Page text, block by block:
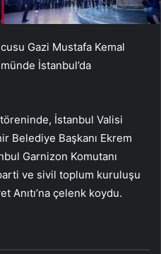
Gazi Mustafa Kemal
İstanbul’da
İstanbul Valisi
Belediye Başkanı Ekrem
Garnizon Komutanı
ve sivil toplum kuruluşu
Anıtı’na çelenk koydu.